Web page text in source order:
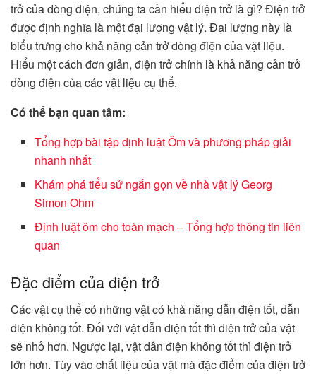
trở của dòng điện, chúng ta cần hiểu điện trở là gì? Điện trở
được định nghĩa là một đại lượng vật lý. Đại lượng này là
biểu trưng cho khả năng cản trở dòng điện của vật liệu.
Hiểu một cách đơn giản, điện trở chính là khả năng cản trở
dòng điện của các vật liệu cụ thể.
Có thể bạn quan tâm:
Tổng hợp bài tập định luật Ôm và phương pháp giải
nhanh nhất
Khám phá tiểu sử ngắn gọn về nhà vật lý Georg
Simon Ohm
Định luật ôm cho toàn mạch – Tổng hợp thông tin liên
quan
Đặc điểm của điện trở
Các vật cụ thể có những vật có khả năng dẫn điện tốt, dẫn
điện không tốt. Đối với vật dẫn điện tốt thì điện trở của vật
sẽ nhỏ hơn. Ngược lại, vật dẫn điện không tốt thì điện trở
lớn hơn. Tùy vào chất liệu của vật mà đặc điểm của điện trở